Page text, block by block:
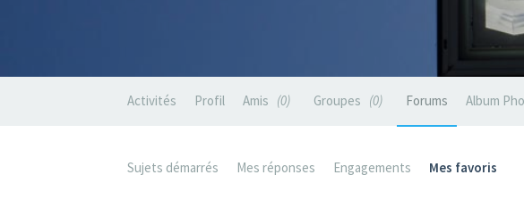
Activités Profil Amis 0 Groupes 0 Forums Album
Sujets démarrés Mes réponses Engagements Mes favoris